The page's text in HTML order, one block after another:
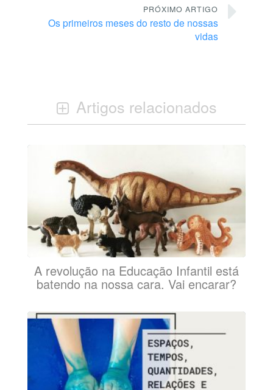
PRÓXIMO ARTIGO
Os primeiros meses do resto de nossas
vidas
Artigos relacionados
A revolução na Educação Infantil está
batendo na nossa cara. Vai encarar?